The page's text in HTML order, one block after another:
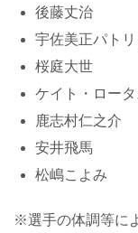
後藤丈治
宇佐美正パトリ
桜庭大世
ケイト・ロータ
鹿志村仁之介
安井飛馬
松嶋こよみ
※選手の体調等に